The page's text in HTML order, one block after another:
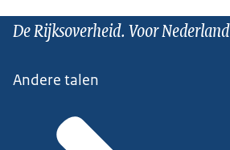
De Rijksoverheid. Voor Nederland
Andere talen